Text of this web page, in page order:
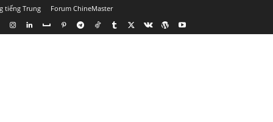
tiếng Trung Forum ChineMaster